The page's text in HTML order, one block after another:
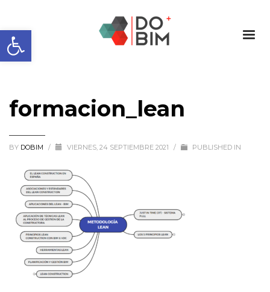
Abrir barra de herramientas
formacion_lean
BY DOBIM / VIERNES, 24 SEPTIEMBRE 2021 / PUBLISHED IN